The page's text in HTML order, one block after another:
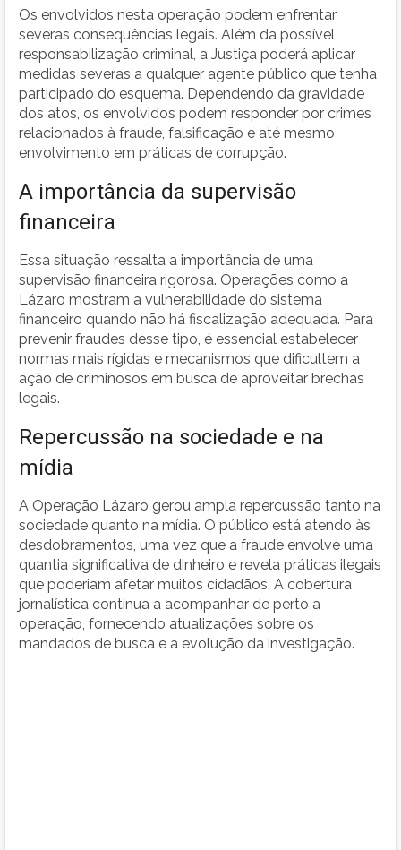
Os envolvidos nesta operação podem enfrentar
severas consequências legais. Além da possível
responsabilização criminal, a Justiça poderá aplicar
medidas severas a qualquer agente público que tenha
participado do esquema. Dependendo da gravidade
dos atos, os envolvidos podem responder por crimes
relacionados à fraude, falsificação e até mesmo
envolvimento em práticas de corrupção.
A importância da supervisão
financeira
Essa situação ressalta a importância de uma
supervisão financeira rigorosa. Operações como a
Lázaro mostram a vulnerabilidade do sistema
financeiro quando não há fiscalização adequada. Para
prevenir fraudes desse tipo, é essencial estabelecer
normas mais rígidas e mecanismos que dificultem a
ação de criminosos em busca de aproveitar brechas
legais.
Repercussão na sociedade e na
mídia
A Operação Lázaro gerou ampla repercussão tanto na
sociedade quanto na mídia. O público está atendo às
desdobramentos, uma vez que a fraude envolve uma
quantia significativa de dinheiro e revela práticas ilegais
que poderiam afetar muitos cidadãos. A cobertura
jornalística continua a acompanhar de perto a
operação, fornecendo atualizações sobre os
mandados de busca e a evolução da investigação.